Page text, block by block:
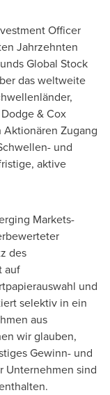
Officer
Jahrzehnten
Global Stock
das weltweite
& Cox
Zugang
und
aktive
Markets-
des
auf
und
selektiv in ein
aus
wir glauben,
Gewinn- und
Unternehmen sind